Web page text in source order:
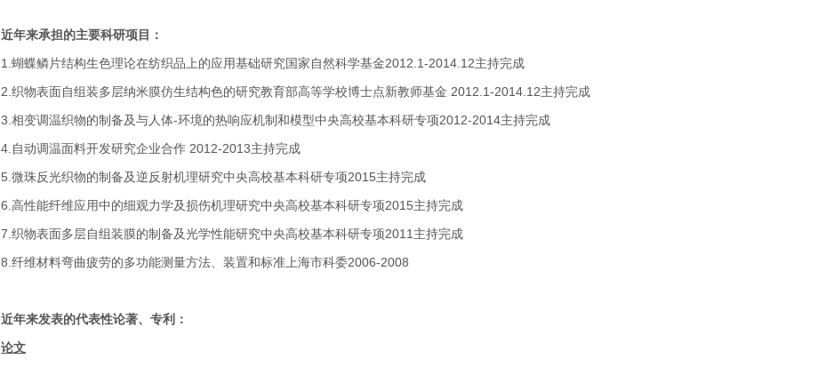
近年来承担的主要科研项目：
1. 蝴蝶鳞片结构生色理论在纺织品上的应用基础研究国家自然科学基金2012.1-2014.12主持完成
2. 织物表面自组装多层纳米膜仿生结构色的研究教育部高等学校博士点新教师基金 2012.1-2014.12主持完成
3. 相变调温织物的制备及与人体-环境的热响应机制和模型中央高校基本科研专项2012-2014主持完成
4. 自动调温面料开发研究企业合作 2012-2013主持完成
5. 微珠反光织物的制备及逆反射机理研究中央高校基本科研专项2015主持完成
6. 高性能纤维应用中的细观力学及损伤机理研究中央高校基本科研专项2015主持完成
7. 织物表面多层自组装膜的制备及光学性能研究中央高校基本科研专项2011 主持完成
8. 纤维材料弯曲疲劳的多功能测量方法、装置和标准 上海市科委2006-2008
近年来发表的代表性论著、专利：
论文